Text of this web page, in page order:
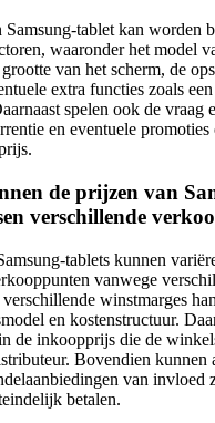
Samsung-tablet kan worden
waaronder het model
van het scherm, de
extra functies zoals
spelen ook de vraag
en eventuele
de prijzen van
verschillende
tablets kunnen
vanwege
winstmarges
en kostenstructuur.
de inkoopprijs die de
Bovendien kunnen
van invloed
betalen.